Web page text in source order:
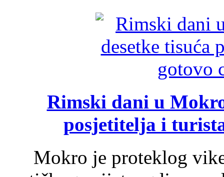
Rimski dani u
posjetitelja i
Mokro je proteklog